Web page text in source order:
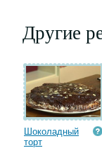
Другие
Шоколадный
торт